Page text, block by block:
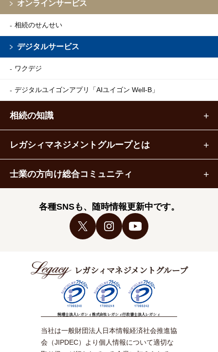
オンラインサービス
相続のせんせい
デジタルサービス
ワクデジ
デジタルユイゴンアプリ 「AIユイゴン Well-B」
相続の知識
レガシィマネジメントグループとは
士業の方向け総合コミュニティ
各種SNSも、随時情報更新中です。
レガシィマネジメントグループ
税理士法人レガシィ株式会社レガシィ行政書士法人レガシィ
当社は一般財団法人日本情報経済社会推進協
会（JIPDEC）より個人情報について適切な